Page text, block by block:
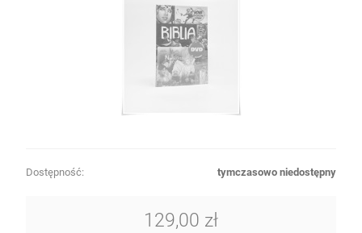
Dostępność: tymczasowo niedostępny
129,00 zł